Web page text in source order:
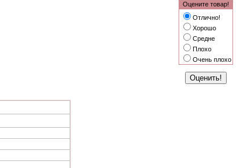
Оцените товар!
Отлично!
Хорошо
Средне
Плохо
Очень плохо